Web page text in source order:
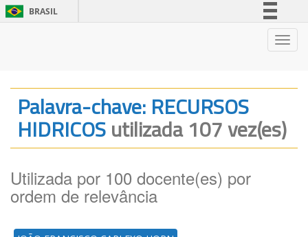
BRASIL
Legislação
Canais
Palavra-chave: RECURSOS
HIDRICOSutilizada 107 vez(es)
Utilizada por 100 docente(es) por
ordem de relevância